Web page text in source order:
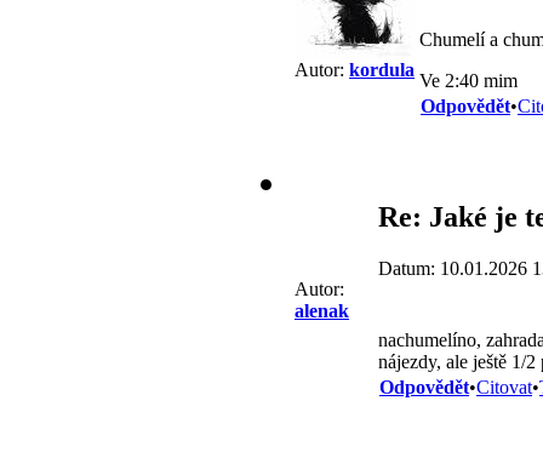
Autor: kordula
Chumelí a
Ve 2:40 mim
Odpovědět•
Autor:
alenak
Re: Jaké je
Datum: 10.01.2026
nachumelíno,
nájezdy, ale ještě 1/
Odpovědět•Citovat•